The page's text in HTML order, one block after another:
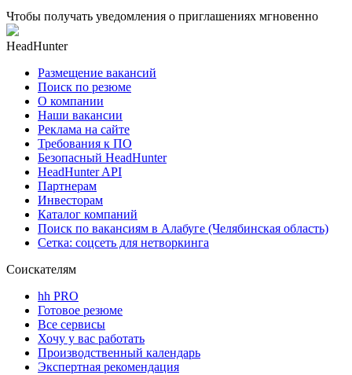
Чтобы получать уведомления о приглашениях мгновенно
HeadHunter
Размещение вакансий
Поиск по резюме
О компании
Наши вакансии
Реклама на сайте
Требования к ПО
Безопасный HeadHunter
HeadHunter API
Партнерам
Инвесторам
Каталог компаний
Поиск по вакансиям в Алабуге (Челябинская область)
Сетка: соцсеть для нетворкинга
Соискателям
hh PRO
Готовое резюме
Все сервисы
Хочу у вас работать
Производственный календарь
Экспертная рекомендация